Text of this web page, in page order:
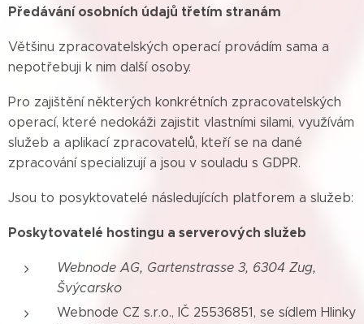
Předávání osobních údajů třetím stranám
Většinu zpracovatelských operací provádím sama a
nepotřebuji k nim další osoby.
Pro zajištění některých konkrétních zpracovatelských
operací, které nedokáži zajistit vlastními silami, využívám
služeb a aplikací zpracovatelů, kteří se na dané
zpracování specializují a jsou v souladu s GDPR.
Jsou to posyktovatelé následujících platforem a služeb:
Poskytovatelé hostingu a serverových služeb
Webnode AG, Gartenstrasse 3, 6304 Zug,
Švýcarsko
Webnode CZ s.r.o., IČ 25536851, se sídlem Hlinky